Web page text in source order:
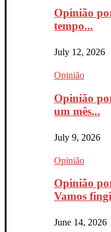
Opinião
tempo...
July 12, 2026
Opinião
Opinião
um mês...
July 9, 2026
Opinião
Opinião
Vamos
June 14, 2026